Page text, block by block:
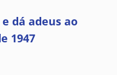
dá adeus ao
1947